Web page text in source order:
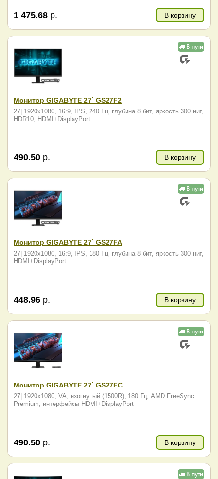
1 475.68 р. В корзину
Монитор GIGABYTE 27` GS27F2
27| 1920x1080, 16:9, IPS, 240 Гц, глубина 8 бит, яркость 300 нит,
HDR10, HDMI+DisplayPort
490.50 р. В корзину
Монитор GIGABYTE 27` GS27FA
27| 1920x1080, 16:9, IPS, 180 Гц, глубина 8 бит, яркость 300 нит,
HDMI+DisplayPort
448.96 р. В корзину
Монитор GIGABYTE 27` GS27FC
27| 1920x1080, VA, изогнутый (1500R), 180 Гц, AMD FreeSync
Premium, интерфейсы HDMI+DisplayPort
490.50 р. В корзину